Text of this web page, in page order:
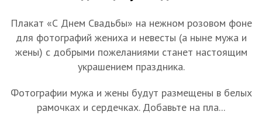
Плакат «С Днем Свадьбы» на нежном розовом фоне
для фотографий жениха и невесты (а ныне мужа и
жены) с добрыми пожеланиями станет настоящим
украшением праздника.
Фотографии мужа и жены будут размещены в белых
рамочках и сердечках. Добавьте на пла...